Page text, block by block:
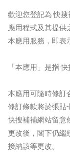
歡迎您登記為 快
應用程式及其提供
本應用服務，即表
「本應用」是指
本應用可隨時修訂
修訂條款將於張貼
快搜補補網站留意
更改後，閣下仍繼
接納該等更改。